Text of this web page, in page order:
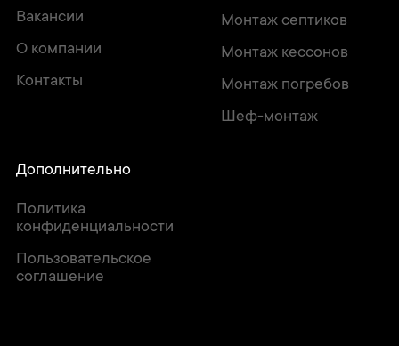
Вакансии
О компании
Контакты
Монтаж септиков
Монтаж кессонов
Монтаж погребов
Шеф-монтаж
Дополнительно
Политика
конфиденциальности
Пользовательское
соглашение